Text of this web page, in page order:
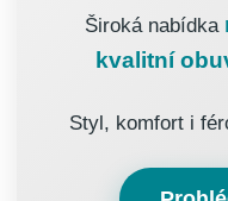
Široká nabídka
kvalitní
Styl, komfort i